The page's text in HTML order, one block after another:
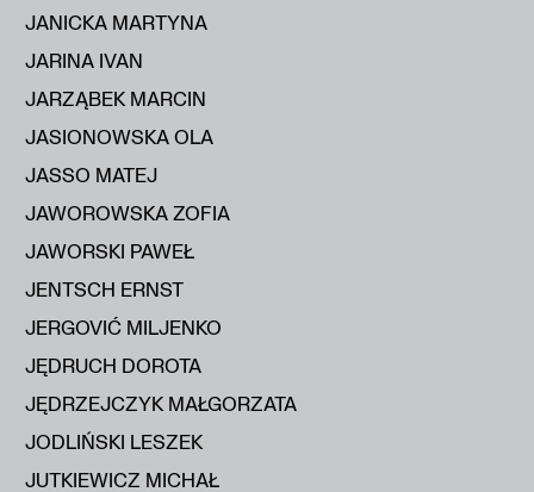
JANICKA MARTYNA
JARINA IVAN
JARZĄBEK MARCIN
JASIONOWSKA OLA
JASSO MATEJ
JAWOROWSKA ZOFIA
JAWORSKI PAWEŁ
JENTSCH ERNST
JERGOVIĆ MILJENKO
JĘDRUCH DOROTA
JĘDRZEJCZYK MAŁGORZATA
JODLIŃSKI LESZEK
JUTKIEWICZ MICHAŁ